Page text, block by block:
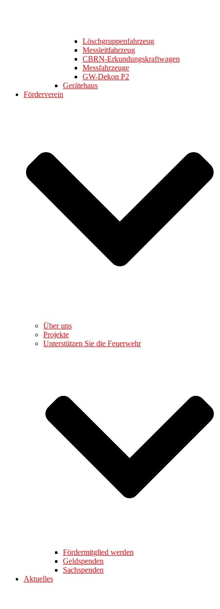
Löschgruppenfahrzeug
Messleitfahrzeug
CBRN-Erkundungskraftwagen
Messfahrzeuge
GW-Dekon P2
Gerätehaus
Förderverein
Über uns
Projekte
Unterstützen Sie die Feuerwehr
Fördermitglied werden
Geldspenden
Sachspenden
Aktuelles